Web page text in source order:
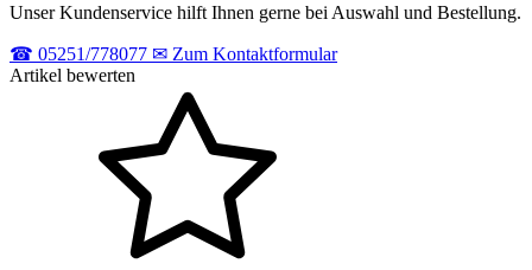
Unser Kundenservice hilft Ihnen gerne bei Auswahl und Bestellung.
☎ 05251/778077 ✉ Zum Kontaktformular
Artikel bewerten